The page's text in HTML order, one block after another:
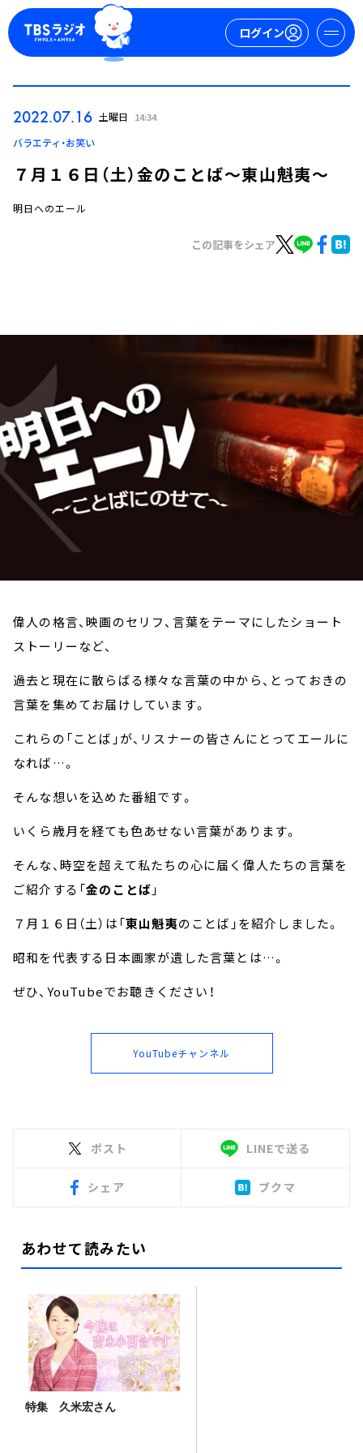
ログイン
ログイン
トピックス
お知らせ
イベント・グッズ
YouTube
会社情報
2022.07.16 土曜日 14:34
バラエティ・お笑い
７月１６日（土）金のことば～東山魁夷～
明日へのエール
この記事をシェア
偉人の格言、映画のセリフ、言葉をテーマにしたショート
ストーリーなど、
過去と現在に散らばる様々な言葉の中から、とっておきの
言葉を集めてお届けしています。
これらの「ことば」が、リスナーの皆さんにとってエールに
なれば…。
そんな想いを込めた番組です。
いくら歳月を経ても色あせない言葉があります。
そんな、時空を超えて私たちの心に届く偉人たちの言葉を
ご紹介する「金のことば 」
７月１６日（土）は「東山魁夷のことば」を紹介しました。
昭和を代表する日本画家が遺した言葉とは…。
ぜひ、YouTubeでお聴きください！
YouTubeチャンネル
ポスト LINEで送る
シェア ブクマ
あわせて読みたい
特集 久米宏さん